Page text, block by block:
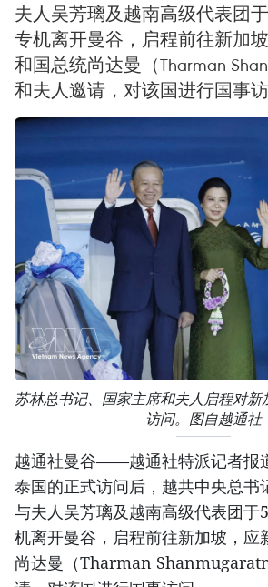
夫人吴芳璃及越南高级代表团
专机离开曼谷，启程前往新加
和国总统尚达曼（Tharman
和夫人邀请，对该国进行国事访
苏林总书记、国家主席和夫人启程对
访问。图自越通社
越通社曼谷——越通社特派记者报
泰国的正式访问后，越共中央总书
与夫人吴芳璃及越南高级代表团于
机离开曼谷，启程前往新加坡，应
尚达曼（Tharman